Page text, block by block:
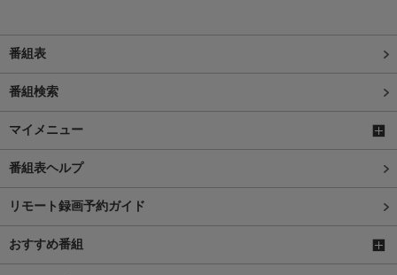
番組表
番組検索
マイメニュー
番組表ヘルプ
リモート録画予約ガイド
おすすめ番組